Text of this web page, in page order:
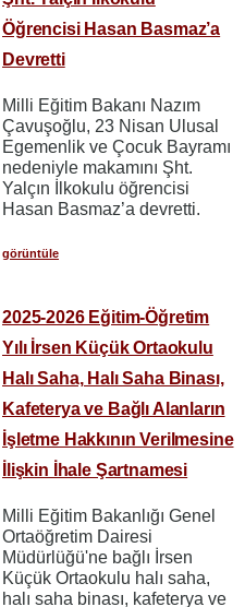
Öğrencisi Hasan Basmaz’a
Devretti
Milli Eğitim Bakanı Nazım
Çavuşoğlu, 23 Nisan Ulusal
Egemenlik ve Çocuk Bayramı
nedeniyle makamını Şht.
Yalçın İlkokulu öğrencisi
Hasan Basmaz’a devretti.
görüntüle
2025-2026 Eğitim-Öğretim
Yılı İrsen Küçük Ortaokulu
Halı Saha, Halı Saha Binası,
Kafeterya ve Bağlı Alanların
İşletme Hakkının Verilmesine
İlişkin İhale Şartnamesi
Milli Eğitim Bakanlığı Genel
Ortaöğretim Dairesi
Müdürlüğü'ne bağlı İrsen
Küçük Ortaokulu halı saha,
halı saha binası, kafeterya ve